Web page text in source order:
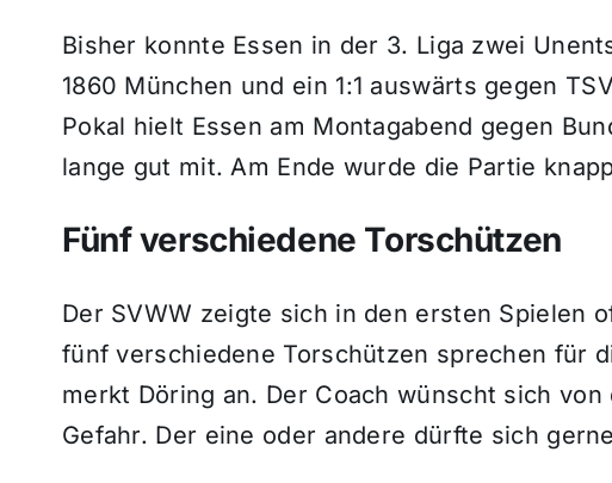
Bisher konnte Essen in der 3. Liga zwei
1860 München und ein 1:1 auswärts gegen
Pokal hielt Essen am Montagabend gegen
lange gut mit. Am Ende wurde die Partie
Fünf verschiedene Torschützen
Der SVWW zeigte sich in den ersten Spielen
fünf verschiedene Torschützen sprechen für
merkt Döring an. Der Coach wünscht sich
Gefahr. Der eine oder andere dürfte sich